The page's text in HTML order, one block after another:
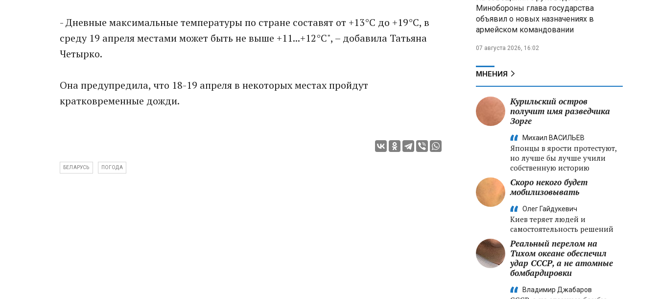
- Дневные максимальные температуры по стране составят от +13°С до +19°С, в
среду 19 апреля местами может быть не выше +11...+12°С", – добавила Татьяна
Четырко.
Она предупредила, что 18-19 апреля в некоторых местах пройдут
кратковременные дожди.
БЕЛАРУСЬ ПОГОДА
Минобороны глава государства
объявил о новых назначениях в
армейском командовании
07 августа 2026, 16:02
МНЕНИЯ
Курильский остров
получит имя разведчика
Зорге
Михаил ВАСИЛЬЕВ
Японцы в ярости протестуют,
но лучше бы лучше учили
собственную историю
Скоро некого будет
мобилизовывать
Олег Гайдукевич
Киев теряет людей и
самостоятельность решений
Реальный перелом на
Тихом океане обеспечил
удар СССР, а не атомные
бомбардировки
Владимир Джабаров